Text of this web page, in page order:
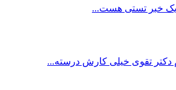
یک خبر تستی هست...
دکتر تقوی خیلی کارش درسته...